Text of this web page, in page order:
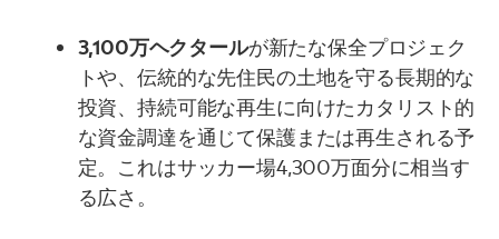
3,100万ヘクタールが新たな保全プロジェク
トや、伝統的な先住民の土地を守る長期的な
投資、持続可能な再生に向けたカタリスト的
な資金調達を通じて保護または再生される予
定。これはサッカー場4,300万面分に相当す
る広さ。